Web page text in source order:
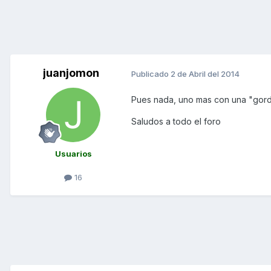
juanjomon
Usuarios
16
Publicado 2 de Abril del 2014
Pues nada, uno mas con una
Saludos a todo el foro